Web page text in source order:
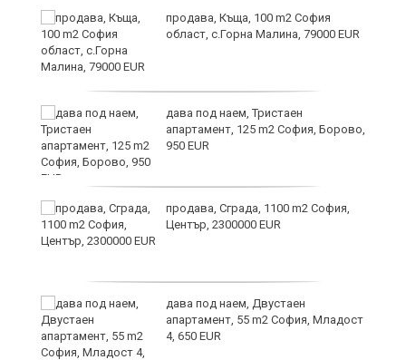
продава, Къща, 100 m2 София
област, с.Горна Малина, 79000 EUR
дава под наем, Тристаен
апартамент, 125 m2 София, Борово,
950 EUR
продава, Сграда, 1100 m2 София,
Център, 2300000 EUR
дава под наем, Двустаен
апартамент, 55 m2 София, Младост
4, 650 EUR